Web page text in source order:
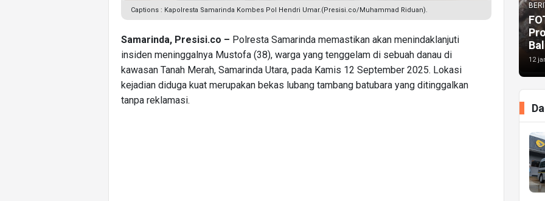
Captions : Kapolresta Samarinda Kombes Pol Hendri Umar.(Presisi.co/Muhammad Riduan).
Samarinda, Presisi.co – Polresta Samarinda memastikan akan menindaklanjuti
insiden meninggalnya Mustofa (38), warga yang tenggelam di sebuah danau di
kawasan Tanah Merah, Samarinda Utara, pada Kamis 12 September 2025. Lokasi
kejadian diduga kuat merupakan bekas lubang tambang batubara yang ditinggalkan
tanpa reklamasi.
12